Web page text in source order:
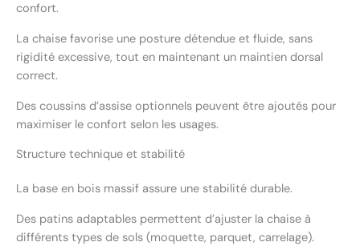
confort.
La chaise favorise une posture détendue et fluide, sans
rigidité excessive, tout en maintenant un maintien dorsal
correct.
Des coussins d’assise optionnels peuvent être ajoutés pour
maximiser le confort selon les usages.
Structure technique et stabilité
La base en bois massif assure une stabilité durable.
Des patins adaptables permettent d’ajuster la chaise à
différents types de sols (moquette, parquet, carrelage).